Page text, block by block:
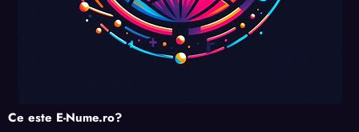
Ce este E-Nume.ro?